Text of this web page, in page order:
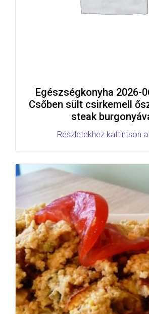
Egészségkonyha 2026-
Csőben sült csirkemell
steak
Részletekhez kattintson